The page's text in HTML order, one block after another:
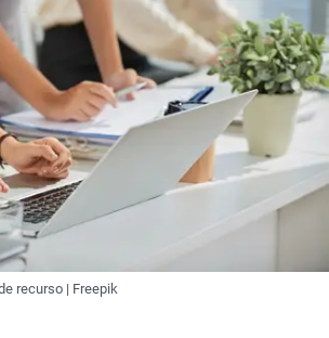
recurso | Freepik